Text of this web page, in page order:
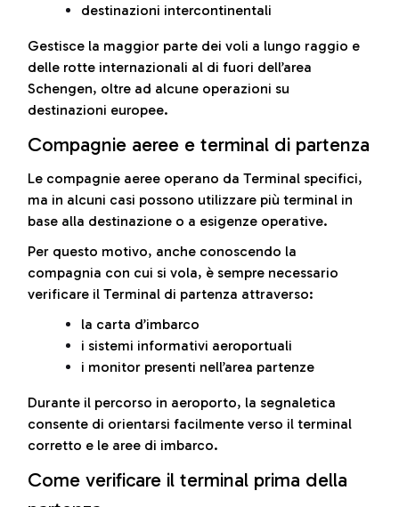
destinazioni intercontinentali
Gestisce la maggior parte dei voli a lungo raggio e
delle rotte internazionali al di fuori dell’area
Schengen, oltre ad alcune operazioni su
destinazioni europee.
Compagnie aeree e terminal di partenza
Le compagnie aeree operano da Terminal specifici,
ma in alcuni casi possono utilizzare più terminal in
base alla destinazione o a esigenze operative.
Per questo motivo, anche conoscendo la
compagnia con cui si vola, è sempre necessario
verificare il Terminal di partenza attraverso:
la carta d’imbarco
i sistemi informativi aeroportuali
i monitor presenti nell’area partenze
Durante il percorso in aeroporto, la segnaletica
consente di orientarsi facilmente verso il terminal
corretto e le aree di imbarco.
Come verificare il terminal prima della